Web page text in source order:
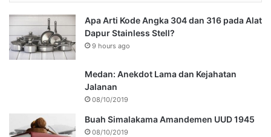
Apa Arti Kode Angka 304 dan 316 pada Alat
Dapur Stainless Stell?
9 hours ago
Medan: Anekdot Lama dan Kejahatan
Jalanan
08/10/2019
Buah Simalakama Amandemen UUD 1945
08/10/2019